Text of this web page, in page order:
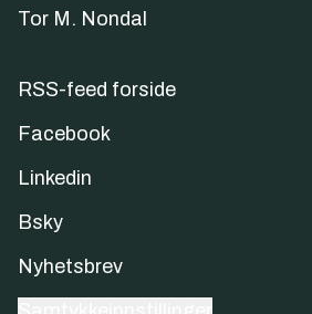
Tor M. Nondal
RSS-feed forside
Facebook
Linkedin
Bsky
Nyhetsbrev